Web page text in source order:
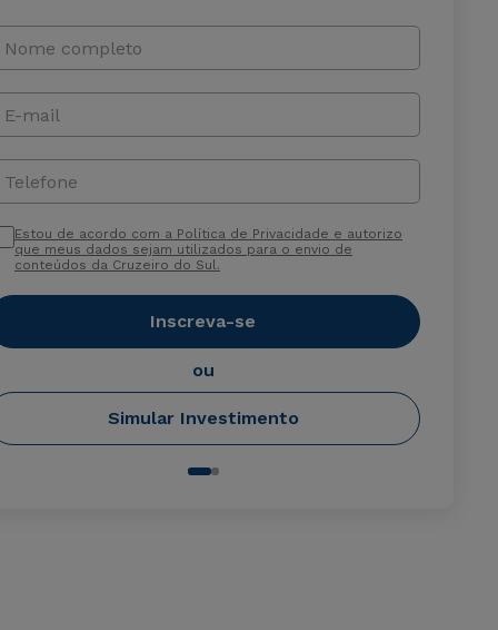
Nome completo
E-mail
Telefone
Estou de acordo com a Política de Privacidade e autorizo
que meus dados sejam utilizados para o envio de
conteúdos da Cruzeiro do Sul.
Inscreva-se
ou
Simular Investimento